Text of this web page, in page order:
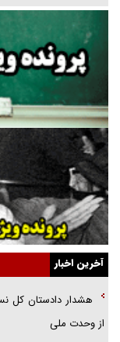
نسلی که آنلاین الگو می‌گیرد
گفت‌وگو با آیت‌الله
ارتقا می‌داد
راننده مست به قانون
همه آقای دوربینی شده‌ایم!
قصه ناتمام سرویس
آیا مقاومت فلسطین
الگوی وحدت‌آفرین در
گفتگوی دکتر اخوان
هرمز»
آخرین اخبار
هشدار دادستان کل
از وحدت ملی